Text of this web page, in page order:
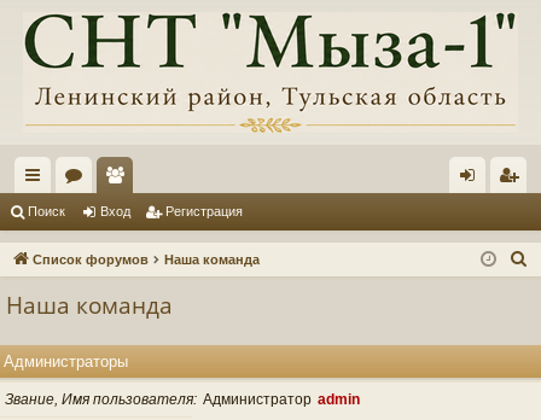
с
ы ум
ол
ьз
ел
и
д ис
Поиск Вход Регистрация
Список форумов Наша команда
Наша команда
Администраторы
Звание, Имя пользователя Администратор admin